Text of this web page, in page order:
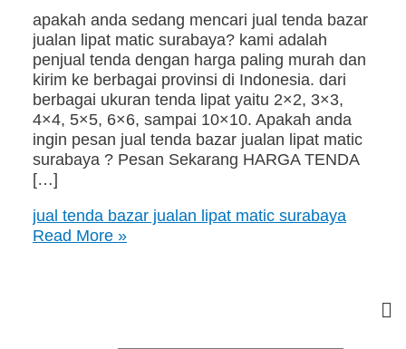
apakah anda sedang mencari jual tenda bazar
jualan lipat matic surabaya? kami adalah
penjual tenda dengan harga paling murah dan
kirim ke berbagai provinsi di Indonesia. dari
berbagai ukuran tenda lipat yaitu 2×2, 3×3,
4×4, 5×5, 6×6, sampai 10×10. Apakah anda
ingin pesan jual tenda bazar jualan lipat matic
surabaya ? Pesan Sekarang HARGA TENDA
[…]
jual tenda bazar jualan lipat matic surabaya
Read More »